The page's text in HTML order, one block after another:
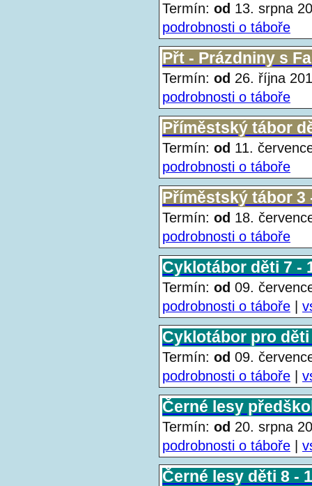
Termín: od 13. srpna
podrobnosti o táboře
Přt - Prázdniny s
Termín: od 26. října
podrobnosti o táboře
Příměstský tábor
Termín: od 11.
podrobnosti o táboře
Příměstský tábor 3
Termín: od 18.
podrobnosti o táboře
Cyklotábor děti 7 -
Termín: od 09.
podrobnosti o táboře
Cyklotábor pro děti
Termín: od 09.
podrobnosti o táboře
Černé lesy
Termín: od 20. srpna
podrobnosti o táboře
Černé lesy děti 8 -